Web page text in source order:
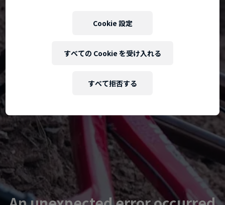
Cookie 設定
すべて拒否する
すべての Cookie を受け入れる